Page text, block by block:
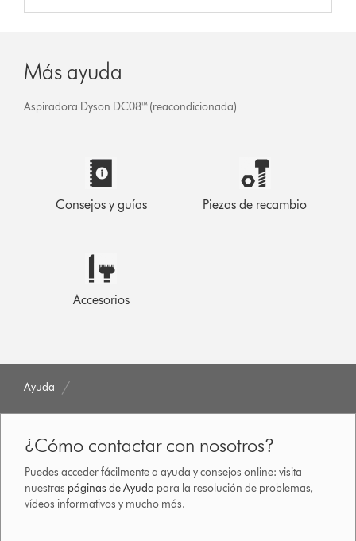
Más ayuda
Aspiradora Dyson DC08™ (reacondicionada)
Consejos y guías Piezas de recambio
Accesorios
Ayuda
¿Cómo contactar con nosotros?
Puedes acceder fácilmente a ayuda y consejos online: visita
nuestras páginas de Ayuda para la resolución de problemas,
vídeos informativos y mucho más.